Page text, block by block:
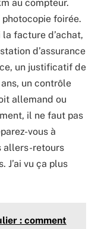
au compteur.
photocopie foirée.
facture d’achat,
d’assurance
un justificatif de
un contrôle
allemand ou
il ne faut pas
vous à
allers-retours
J’ai vu ça plus
: comment